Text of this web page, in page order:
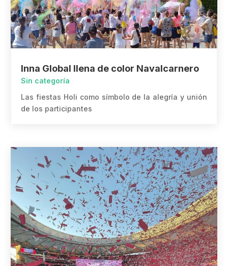
Inna Global llena de color Navalcarnero
Sin categoría
Las fiestas Holi como símbolo de la alegría y unión
de los participantes